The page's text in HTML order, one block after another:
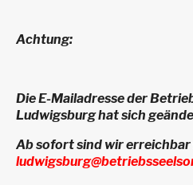
Achtung:
Die E-Mailadresse der
Ludwigsburg hat sich
Ab sofort sind wir